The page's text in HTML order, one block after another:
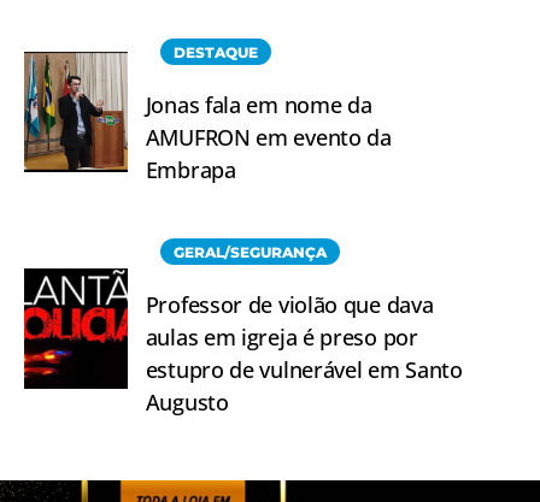
DESTAQUE
Jonas fala em nome da
AMUFRON em evento da
Embrapa
GERAL/SEGURANÇA
Professor de violão que dava
aulas em igreja é preso por
estupro de vulnerável em Santo
Augusto